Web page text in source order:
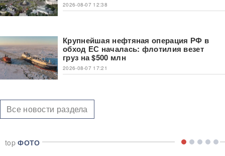
2026-08-07 12:38
Крупнейшая нефтяная операция РФ в
обход ЕС началась: флотилия везет
груз на $500 млн
2026-08-07 17:21
Все новости раздела
topФОТО